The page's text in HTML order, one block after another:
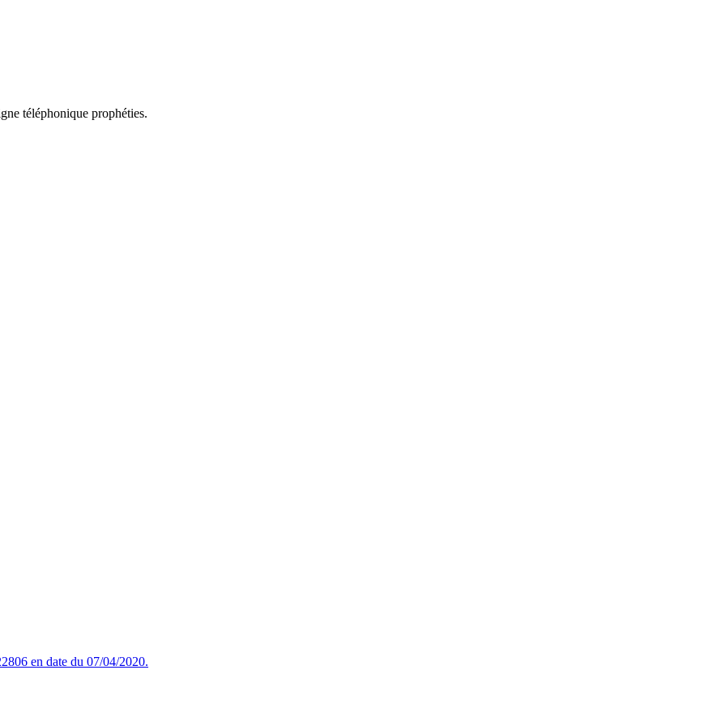
téléphonique prophéties.
en date du 07/04/2020.